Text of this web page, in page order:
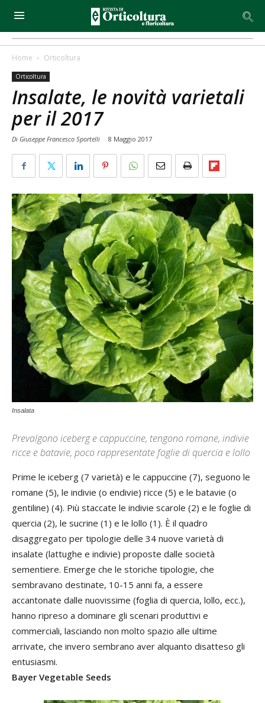
Home Orticoltura
Orticoltura
Insalate, le novità varietali
per il 2017
Di Giuseppe Francesco Sportelli - 8 Maggio 2017
Insalata
Prevalgono iceberg e cappuccine, tengono romane, indivie
ricce e batavie, poco rappresentate foglie di quercia e lollo
Prime le iceberg (7 varietà) e le cappuccine (7), seguono le
romane (5), le indivie (o endivie) ricce (5) e le batavie (o
gentiline) (4). Più staccate le indivie scarole (2) e le foglie di
quercia (2), le sucrine (1) e le lollo (1). È il quadro
disaggregato per tipologie delle 34 nuove varietà di
insalate (lattughe e indivie) proposte dalle società
sementiere. Emerge che le storiche tipologie, che
sembravano destinate, 10-15 anni fa, a essere
accantonate dalle nuovissime (foglia di quercia, lollo, ecc.),
hanno ripreso a dominare gli scenari produttivi e
commerciali, lasciando non molto spazio alle ultime
arrivate, che invero sembrano aver alquanto disatteso gli
entusiasmi.
Bayer Vegetable Seeds